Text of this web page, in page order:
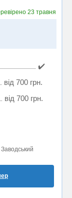
23 травня
✔️
від 700 грн.
від 700 грн.